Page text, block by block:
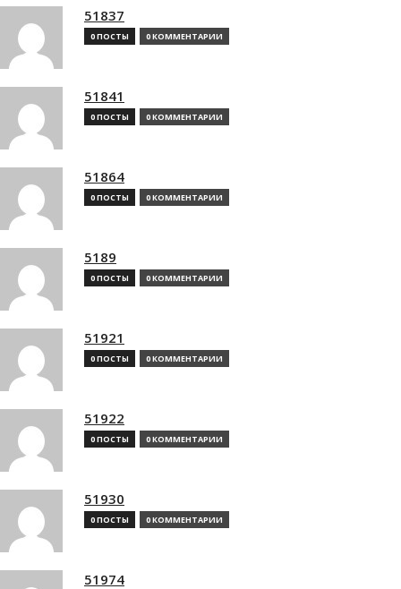
51837
0 ПОСТЫ 0 КОММЕНТАРИИ
51841
0 ПОСТЫ 0 КОММЕНТАРИИ
51864
0 ПОСТЫ 0 КОММЕНТАРИИ
5189
0 ПОСТЫ 0 КОММЕНТАРИИ
51921
0 ПОСТЫ 0 КОММЕНТАРИИ
51922
0 ПОСТЫ 0 КОММЕНТАРИИ
51930
0 ПОСТЫ 0 КОММЕНТАРИИ
51974